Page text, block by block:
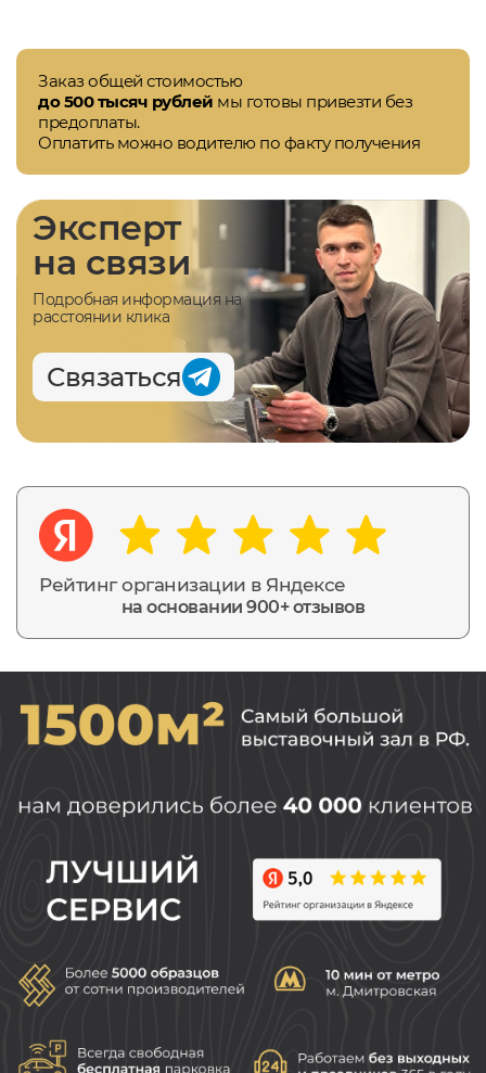
Заказ общей стоимостью
до 500 тысяч рублей мы готовы привезти без
предоплаты.
Оплатить можно водителю по факту получения
Рейтинг организации в Яндексе
на основании 900+ отзывов
Эксперт
на связи
Подробная информация на
расстоянии клика
Связаться